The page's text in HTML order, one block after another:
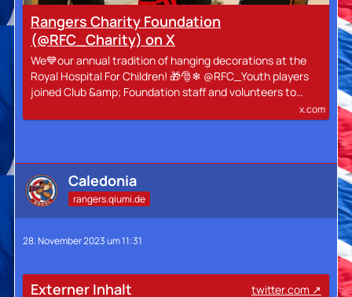
Rangers Charity Foundation
(@RFC_Charity) on X
We💙our annual tradition of hanging decorations at the
Royal Hospital For Children! 🎁🎅❄ @RFC_Youth players
joined Club &amp; Foundation staff and volunteers to…
x.com
Caledonia
rangers.qiumi.de
28. November 2023 um 11:31
Externer Inhalt
twitter.com